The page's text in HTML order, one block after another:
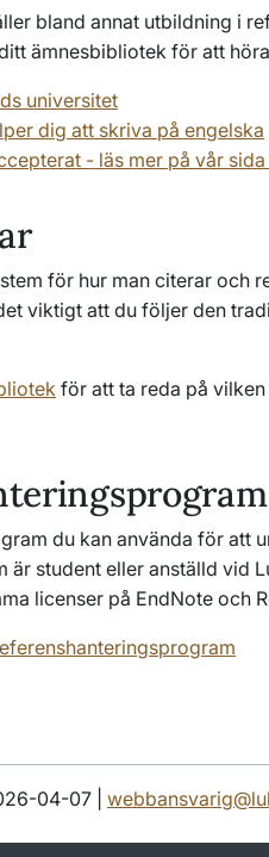
bland annat utbildning i
ämnesbibliotek för att
universitet
dig att skriva på engelska
- läs mer på vår
för hur man citerar och
viktigt att du följer den
för att ta reda på
du kan använda för att
är student eller anställd vid
licenser på EndNote och
04-07 |